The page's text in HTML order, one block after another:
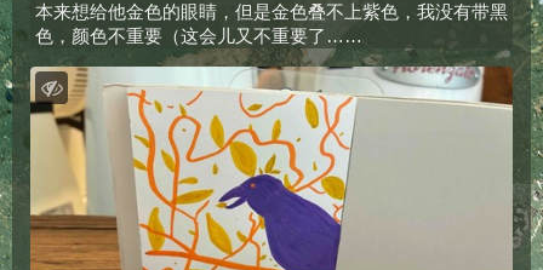
本来想给他金色的眼睛，但是金色叠不上紫色，我没有带黑
色，颜色不重要（这会儿又不重要了……